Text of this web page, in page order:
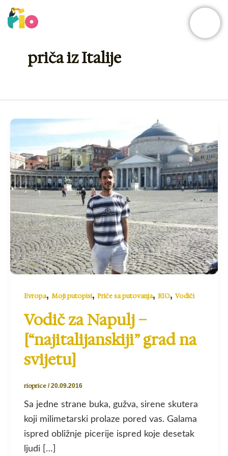
Skip
to
priča iz Italije
Evropa, Moji putopisi, Priče sa putovanja, RIO, Vodiči
Vodič za Napulj –
[“najitalijanskiji” grad na
svijetu]
rioprice /20.09.2016
Sa jedne strane buka, gužva, sirene skutera
koji milimetarski prolaze pored vas. Galama
ispred obližnje picerije ispred koje desetak
ljudi […]